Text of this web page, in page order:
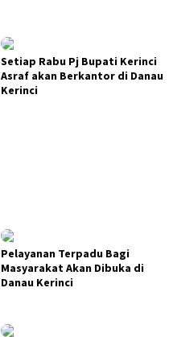
Setiap Rabu Pj Bupati Kerinci
Asraf akan Berkantor di Danau
Kerinci
Pelayanan Terpadu Bagi
Masyarakat Akan Dibuka di
Danau Kerinci